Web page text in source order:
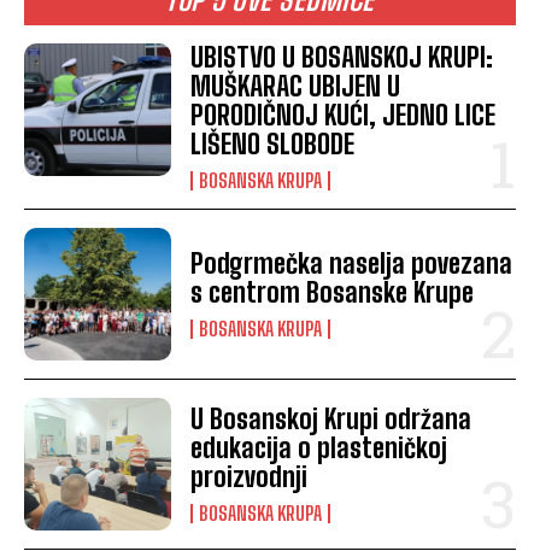
UBISTVO U BOSANSKOJ KRUPI:
MUŠKARAC UBIJEN U
PORODIČNOJ KUĆI, JEDNO LICE
LIŠENO SLOBODE
BOSANSKA KRUPA
Podgrmečka naselja povezana
s centrom Bosanske Krupe
BOSANSKA KRUPA
U Bosanskoj Krupi održana
edukacija o plasteničkoj
proizvodnji
BOSANSKA KRUPA